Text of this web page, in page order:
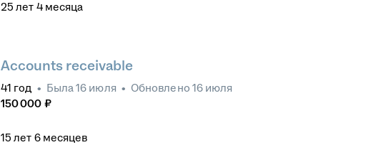
25 лет 4 месяца
Accounts receivable
41 год • Была16 июля • Обновлено 16 июля
150 000 ₽
15 лет 6 месяцев